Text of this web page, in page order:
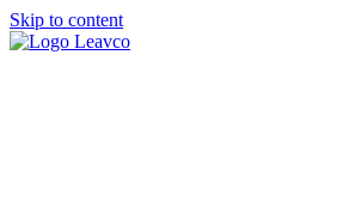
Skip to content